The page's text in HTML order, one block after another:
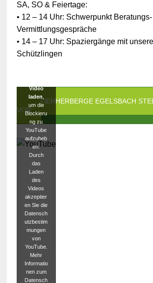
SA, SO & Feiertage:
• 12 – 14 Uhr: Schwerpunkt Beratungs-
Vermittlungsgespräche
• 14 – 17 Uhr: Spaziergänge mit
Schützlingen
DIE TIERHERBERGE EGELSBACH
VOR
hen
Daten ist
die
Verbindun
g zu
blockiert
Video
laden
um die
Blockieru
ng zu
YouTube
aufzuheb
en.
Durch
das
Laden
des
Videos
akzeptier
en Sie die
Datensch
utzbestim
mungen
von
YouTube.
Mehr
Informatio
nen zum
Datensch